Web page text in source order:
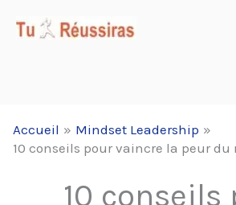
Accueil
Mindset Leadership
10 conseils pour vaincre la peur du
10 conseils